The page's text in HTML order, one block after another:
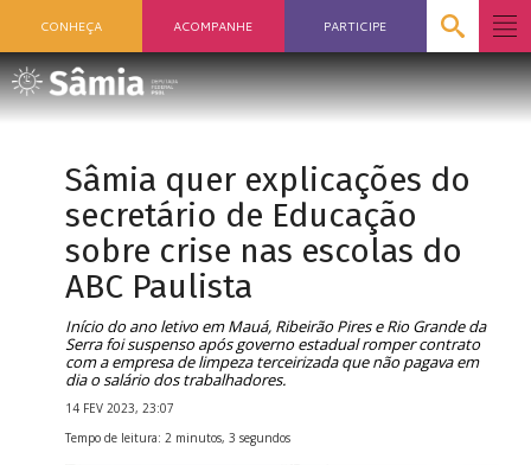
CONHEÇA ACOMPANHE PARTICIPE
Sâmia quer explicações do
secretário de Educação
sobre crise nas escolas do
ABC Paulista
Início do ano letivo em Mauá, Ribeirão Pires e Rio Grande da
Serra foi suspenso após governo estadual romper contrato
com a empresa de limpeza terceirizada que não pagava em
dia o salário dos trabalhadores.
14 FEV 2023, 23:07
Tempo de leitura: 2 minutos, 3 segundos